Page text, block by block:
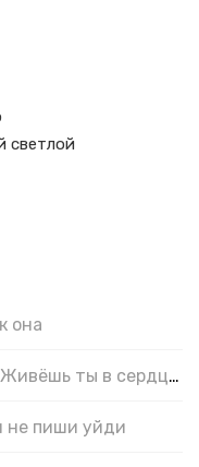
светлой
она
ты в сердце у меня
не пиши уйди